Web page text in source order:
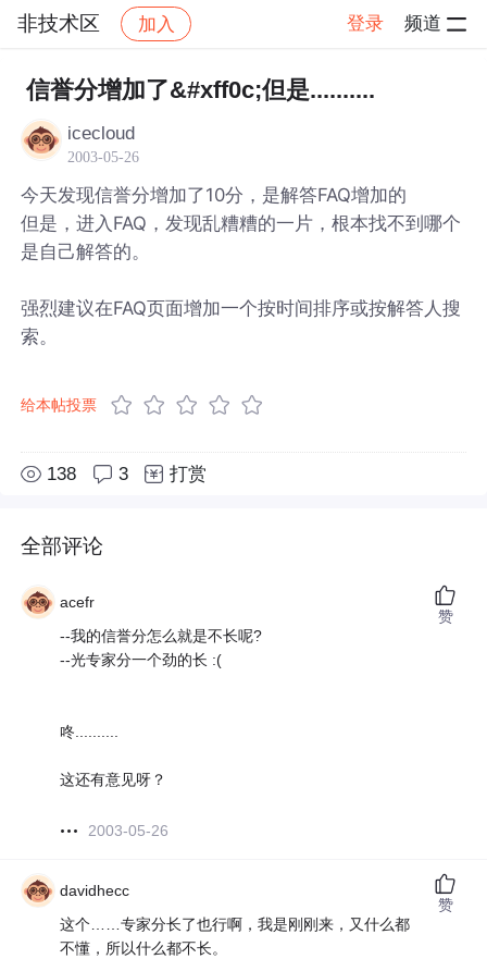
非技术区 加入 登录 频道
社区 非技术区 帖子详情
信誉分增加了&#xff0c;但是..........
icecloud
2003-05-26
今天发现信誉分增加了10分，是解答FAQ增加的
但是，进入FAQ，发现乱糟糟的一片，根本找不到哪个
是自己解答的。
强烈建议在FAQ页面增加一个按时间排序或按解答人搜
索。
给本帖投票
138 3 打赏
全部评论
acefr
--我的信誉分怎么就是不长呢?
--光专家分一个劲的长 :(
咚..........
这还有意见呀？
2003-05-26
赞
davidhecc
这个……专家分长了也行啊，我是刚刚来，又什么都
不懂，所以什么都不长。
赞